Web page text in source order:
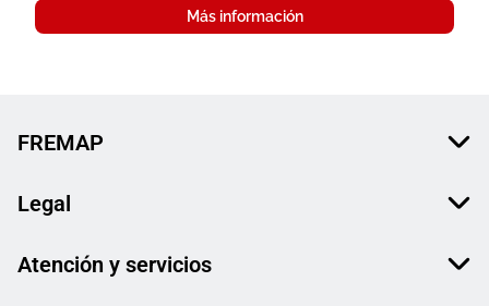
Más información
FREMAP
Legal
Atención y servicios